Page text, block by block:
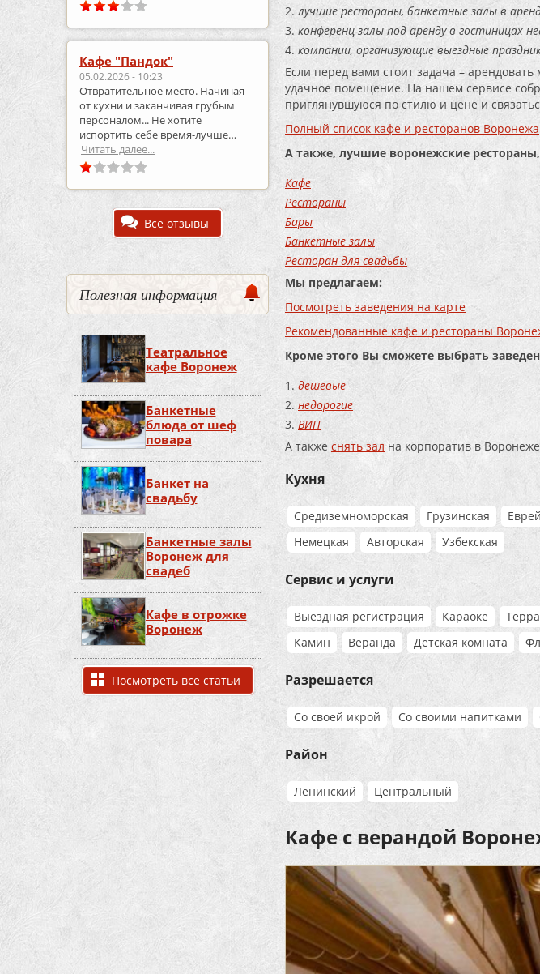
Кафе "Пандок"
05.02.2026 - 10:23
Отвратительное место. Начиная
от кухни и заканчивая грубым
персоналом... Не хотите
испортить себе время-лучше
выберите что-то другое..
Читать далее...
Все отзывы
Полезная информация
Театральное
кафе Воронеж
Банкетные
блюда от шеф
повара
Банкет на
свадьбу
Банкетные залы
Воронеж для
свадеб
Кафе в отрожке
Воронеж
Посмотреть все статьи
лучшие рестораны, банкетные залы в
конференц-залы под аренду в гостиницах
компании, организующие выездные
Если перед вами стоит задача –
удачное помещение. На нашем сервисе
приглянувшуюся по стилю и цене и
Полный список кафе и ресторанов Воронежа
А также, лучшие воронежские
Кафе
Рестораны
Бары
Банкетные залы
Ресторан для свадьбы
Мы предлагаем:
Посмотреть заведения на карте
Рекомендованные кафе и рестораны
Кроме этого Вы сможете выбрать
дешевые
недорогие
ВИП
А также снять зал на корпоратив в
Кухня
Средиземноморская Грузинская
Немецкая
Авторская Узбекская
Сервис и услуги
Выездная регистрация Караоке
Камин
Веранда Детская комната
Разрешается
Со своей икрой Со своими напитками
Район
Ленинский Центральный
Кафе с верандой